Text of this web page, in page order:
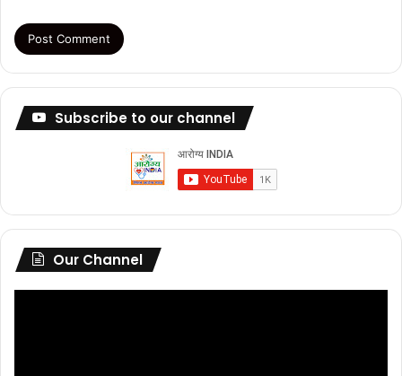
Subscribe to our channel
Our Channel